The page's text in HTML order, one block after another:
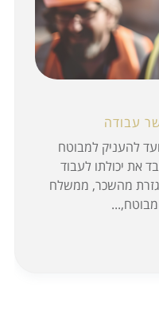
עבודה
להעניק למבוטח
את יכולתו לעבוד
מהשכר, ממשלח